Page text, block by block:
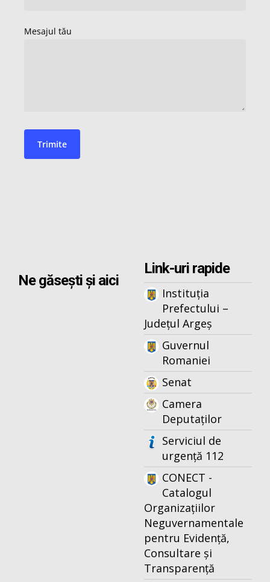
Ne găsești și aici
Link-uri rapide
Instituția
Prefectului –
Județul Argeș
Guvernul
Romaniei
Senat
Camera
Deputaților
Serviciul de
urgență 112
CONECT -
Catalogul
Organizațiilor
Neguvernamentale
pentru Evidență,
Consultare și
Transparență